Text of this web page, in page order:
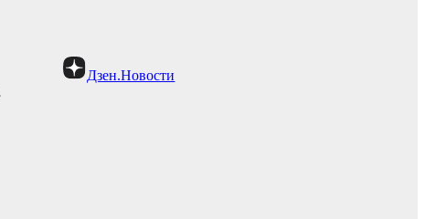
Дзен.Новости